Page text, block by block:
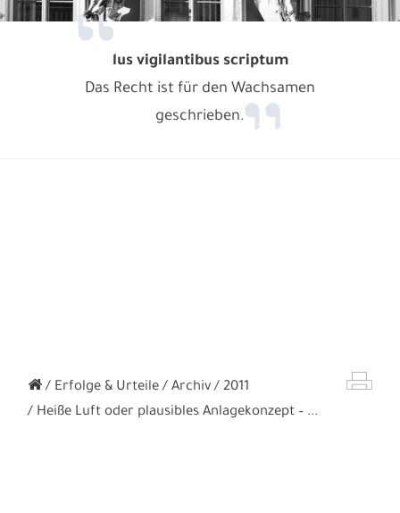
lus vigilantibus scriptum
Das Recht ist für den Wachsamen
geschrieben.
Erfolge & Urteile Archiv
2011
Heiße Luft oder plausibles Anlagekonzept – ...